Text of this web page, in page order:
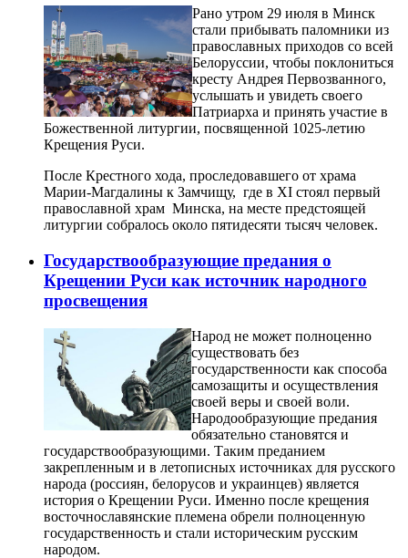
Рано утром 29 июля в Минск
стали прибывать паломники из
православных приходов со всей
Белоруссии, чтобы поклониться
кресту Андрея Первозванного,
услышать и увидеть своего
Патриарха и принять участие в
Божественной литургии, посвященной 1025-летию
Крещения Руси.
После Крестного хода, проследовавшего от храма
Марии-Магдалины к Замчищу, где в XI стоял первый
православной храм Минска, на месте предстоящей
литургии собралось около пятидесяти тысяч человек.
Государствообразующие предания о
Крещении Руси как источник народного
просвещения
Народ не может полноценно
существовать без
государственности как способа
самозащиты и осуществления
своей веры и своей воли.
Народообразующие предания
обязательно становятся и
государствообразующими. Таким преданием
закрепленным и в летописных источниках для русского
народа (россиян, белорусов и украинцев) является
история о Крещении Руси. Именно после крещения
восточнославянские племена обрели полноценную
государственность и стали историческим русским
народом.